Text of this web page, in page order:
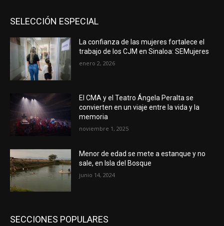
SELECCIÓN ESPECIAL
La confianza de las mujeres fortalece el
trabajo de los CJM en Sinaloa: SEMujeres
enero 2, 2026
El CMA y el Teatro Ángela Peralta se
convierten en un viaje entre la vida y la
memoria
noviembre 1, 2025
Menor de edad se mete a estanque y no
sale, en Isla del Bosque
junio 14, 2024
SECCIONES POPULARES